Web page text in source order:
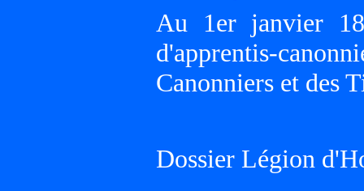
Au 1er janvier
d'apprentis-
Canonniers et des
Dossier Légion